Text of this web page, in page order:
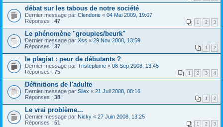
débat sur les tabous de notre société
Dernier message par Clendorie « 04 Mai 2009, 19:07
Réponses : 47 1 2 3
Le phénomène "groupies/beurk"
Dernier message par Xss « 29 Nov 2008, 13:59
Réponses : 37 1 2
le plagiat : peur de débutants ?
Dernier message par Tristeplume « 08 Sep 2008, 13:45
Réponses : 75 1 2 3 4
Définitions de l'adulte
Dernier message par Silex « 21 Juil 2008, 08:16
Réponses : 38 1 2
Le vrai problème...
Dernier message par Nicky « 27 Juin 2008, 13:25
Réponses : 51 1 2 3